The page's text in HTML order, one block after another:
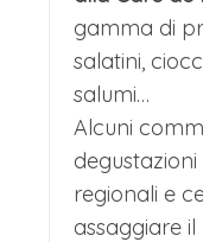
gamma di
salatini,
salumi…
Alcuni
regionali e
assaggiare il